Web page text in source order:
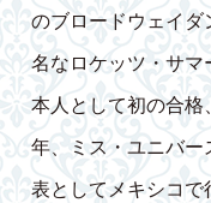
のブロードウェイダ
名なロケッツ・サマ
本人として初の合
年、ミス・ユニバー
表としてメキシコで